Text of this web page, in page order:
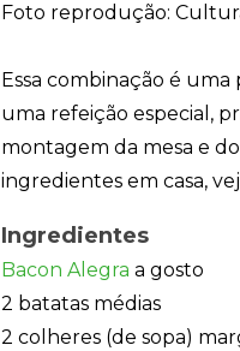
Foto reprodução:
Essa combinação é
uma refeição especial,
montagem da mesa e
ingredientes em casa,
Ingredientes
Bacon Alegra a gosto
2 batatas médias
2 colheres (de sopa)